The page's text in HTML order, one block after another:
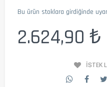
Bu ürün stoklara girdiğinde
2.624,90 ₺
İSTEK